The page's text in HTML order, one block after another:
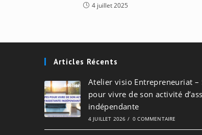
4 juillet 2025
Articles Récents
Atelier visio Entrepreneuriat –
pour vivre de son activité
indépendante
4 JUILLET 2026 / 0 COMMENTAIRE